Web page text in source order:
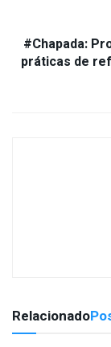
#Chapada:
práticas de
Relacionado